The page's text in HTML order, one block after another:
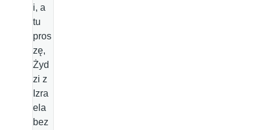
i, a
tu
pros
zę,
Żyd
zi z
Izra
ela
bez